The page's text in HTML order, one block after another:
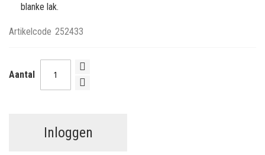
blanke lak.
Artikelcode 252433
Aantal
Inloggen